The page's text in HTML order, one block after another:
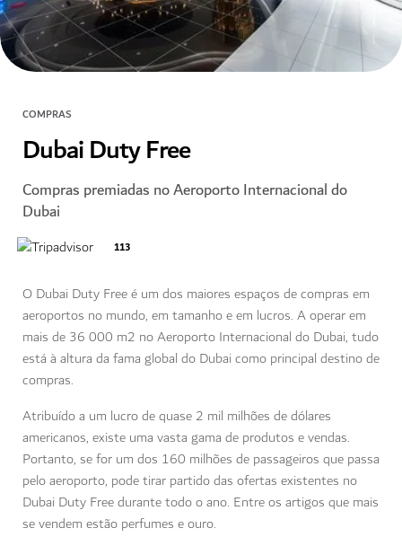
COMPRAS
Dubai Duty Free
Compras premiadas no Aeroporto Internacional do
Dubai
113
O Dubai Duty Free é um dos maiores espaços de compras em
aeroportos no mundo, em tamanho e em lucros. A operar em
mais de 36 000 m2 no Aeroporto Internacional do Dubai, tudo
está à altura da fama global do Dubai como principal destino de
compras.
Atribuído a um lucro de quase 2 mil milhões de dólares
americanos, existe uma vasta gama de produtos e vendas.
Portanto, se for um dos 160 milhões de passageiros que passa
pelo aeroporto, pode tirar partido das ofertas existentes no
Dubai Duty Free durante todo o ano. Entre os artigos que mais
se vendem estão perfumes e ouro.